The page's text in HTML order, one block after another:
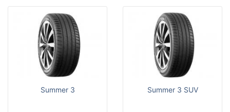
Summer 3 Summer 3 SUV